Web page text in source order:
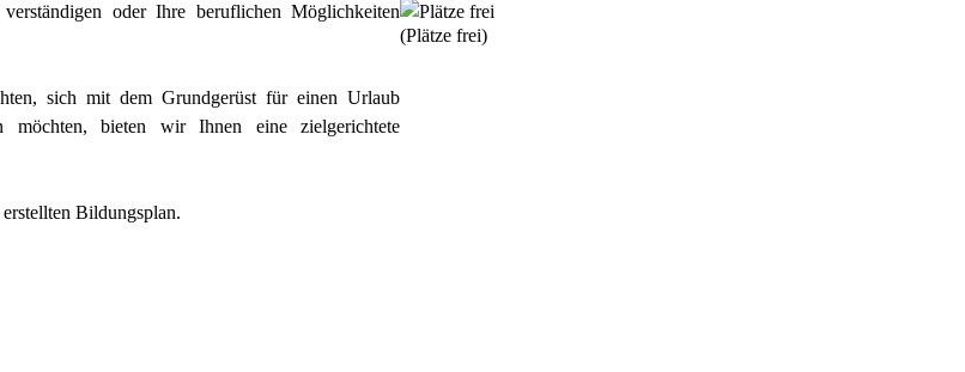
oder Ihre beruflichen Möglichkeiten
sich mit dem Grundgerüst für einen Urlaub
möchten, bieten wir Ihnen eine zielgerichtete
Bildungsplan.
(Plätze frei)